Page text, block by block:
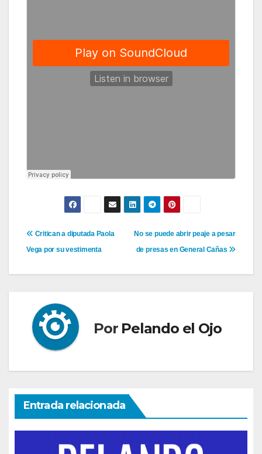
Navegación
de
No se puede abrir peaje a pesar
de presas en General Cañas
Critican a diputada Paola
Vega por su vestimenta
Por Pelando el Ojo
Entrada relacionada